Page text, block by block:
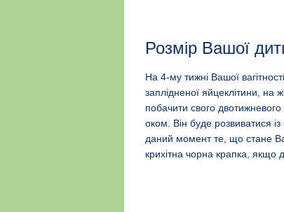
Розмір Вашої
На 4-му тижні Вашої
заплідненої яйцеклітини,
побачити свого
оком. Він буде розвиватися
даний момент те, що стане
крихітна чорна крапка, якщо